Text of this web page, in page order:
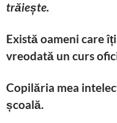
trăiește.
Există oameni care
vreodată un curs
Copilăria mea
școală.